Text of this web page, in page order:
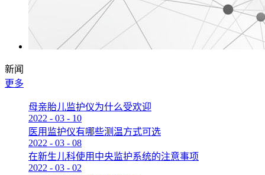
新闻
更多
母亲胎儿监护仪为什么受欢迎
2022 - 03 - 10
医用监护仪有哪些测温方式可选
2022 - 03 - 08
在新生儿科使用中央监护系统的注意事项
2022 - 03 - 02